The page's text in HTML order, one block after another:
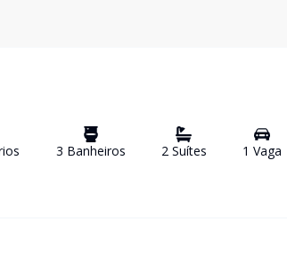
s 3 Banheiros 2Suítes 1 Vaga